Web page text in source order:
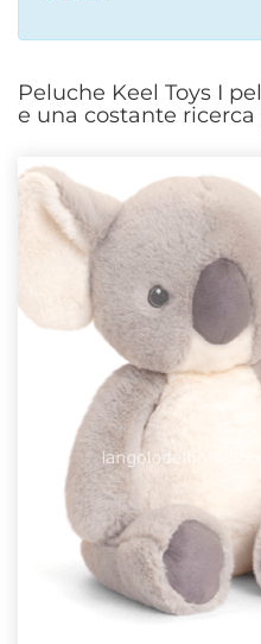
Peluche Keel Toys I
e una costante